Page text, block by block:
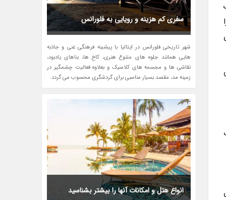
سفری کم هزینه و رویایی به فلورانس
شهر تاریخی فلورانس در ایتالیا با پیشینه فرهنگی غنی و جاذبه
هایی همانند جلوه های متنوع هنری، کاخ ها، بناهای یادبود،
نقاشی ها و مجسمه های کلاسیک و بعلاوه فعالیت چشمگیر در
زمینه مد، مقصد بسیار مناسبی برای گردشگری محسوب می گردد.
انواع هتل و امکانات آنها را بیشتر بشناسید